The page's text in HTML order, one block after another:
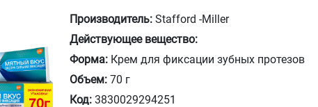
Производитель: Stafford -Miller
Действующее вещество:
Форма: Крем для фиксации зубных протезов
Объем: 70 г
Код: 3830029294251